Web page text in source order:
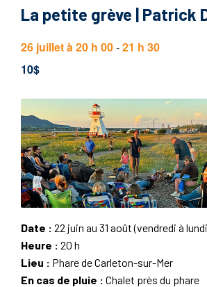
La petite grève | Patrick
26 juillet à 20 h 00-21 h 30
10$
Date : 22 juin au 31 août (vendredi à
Heure : 20 h
Lieu : Phare de Carleton-sur-Mer
En cas de pluie : Chalet près du phare